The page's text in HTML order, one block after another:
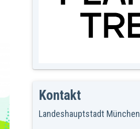
Kontakt
Landeshauptstadt München